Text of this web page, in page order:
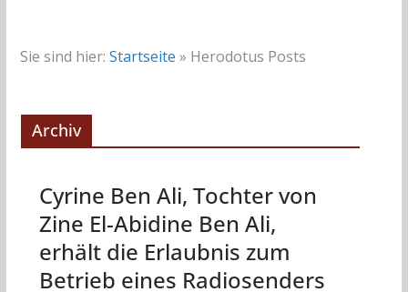
Sie sind hier: Startseite » Herodotus Posts
Archiv
Cyrine Ben Ali, Tochter von
Zine El-Abidine Ben Ali,
erhält die Erlaubnis zum
Betrieb eines Radiosenders